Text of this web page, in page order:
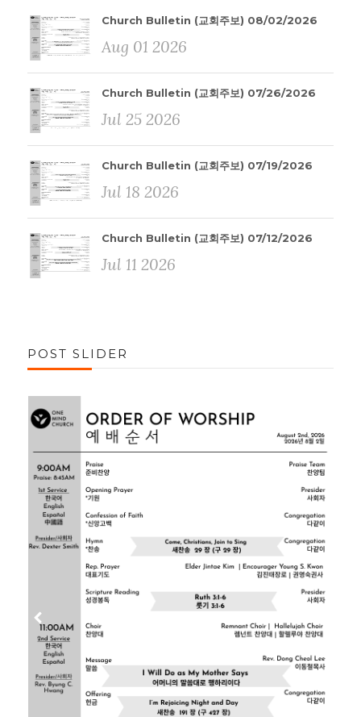
Church Bulletin (교회주보) 08/02/2026
Aug 01 2026
Church Bulletin (교회주보) 07/26/2026
Jul 25 2026
Church Bulletin (교회주보) 07/19/2026
Jul 18 2026
Church Bulletin (교회주보) 07/12/2026
Jul 11 2026
POST SLIDER